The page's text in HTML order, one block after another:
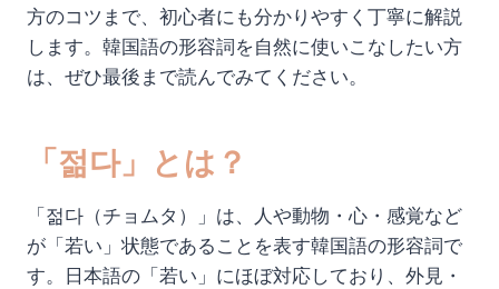
方のコツまで、初心者にも分かりやすく丁寧に解説
します。韓国語の形容詞を自然に使いこなしたい方
は、ぜひ最後まで読んでみてください。
「젊다」とは？
「젊다（チョムタ）」は、人や動物・心・感覚など
が「若い」状態であることを表す韓国語の形容詞で
す。日本語の「若い」にほぼ対応しており、外見・